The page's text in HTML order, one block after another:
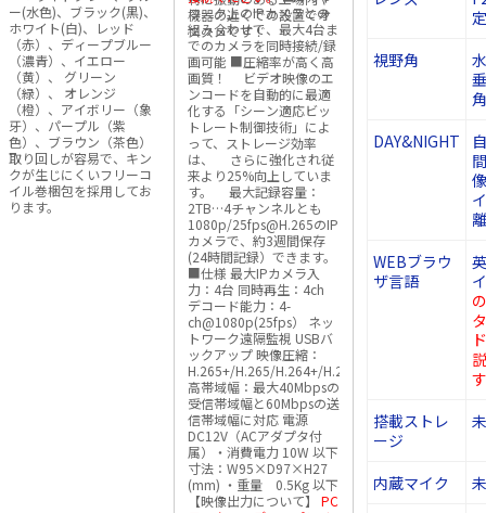
ー(水色)、ブラック(黒)、
ホワイト(白)、レッド
（赤）、ディープブルー
（濃青）、イエロー
（黄）、 グリーン
（緑）、 オレンジ
（橙）、アイボリー（象
牙）、パープル（紫
色）、ブラウン（茶色）
取り回しが容易で、キン
クが生じにくいフリーコ
イル巻梱包を採用してお
ります。
機器の近くでの設置でオ
ススメです！
ワーク上のIPカメラとの
組み合わせで、最大4台ま
でのカメラを同時接続/録
画可能 ■圧縮率が高く高
画質！ ビデオ映像のエ
ンコードを自動的に最適
化する「シーン適応ビッ
トレート制御技術」によ
って、ストレージ効率
は、 さらに強化され従
来より25%向上していま
す。 最大記録容量：
2TB…4チャンネルとも
1080p/25fps@H.265のIP
カメラで、約3週間保存
(24時間記録）できます。
■仕様 最大IPカメラ入
力：4台 同時再生：4ch
デコード能力：4-
ch@1080p(25fps） ネッ
トワーク遠隔監視 USBバ
ックアップ 映像圧縮：
H.265+/H.265/H.264+/H.264
高帯域幅：最大40Mbpsの
受信帯域幅と60Mbpsの送
信帯域幅に対応 電源
DC12V（ACアダプタ付
属）・消費電力 10W 以下
寸法：W95×D97×H27
(mm) ・重量 0.5Kg 以下
【映像出力について】 PC
定
視野角
DAY&NIGHT
WEBブラウ
ザ言語
搭載ストレ
ージ
内蔵マイク